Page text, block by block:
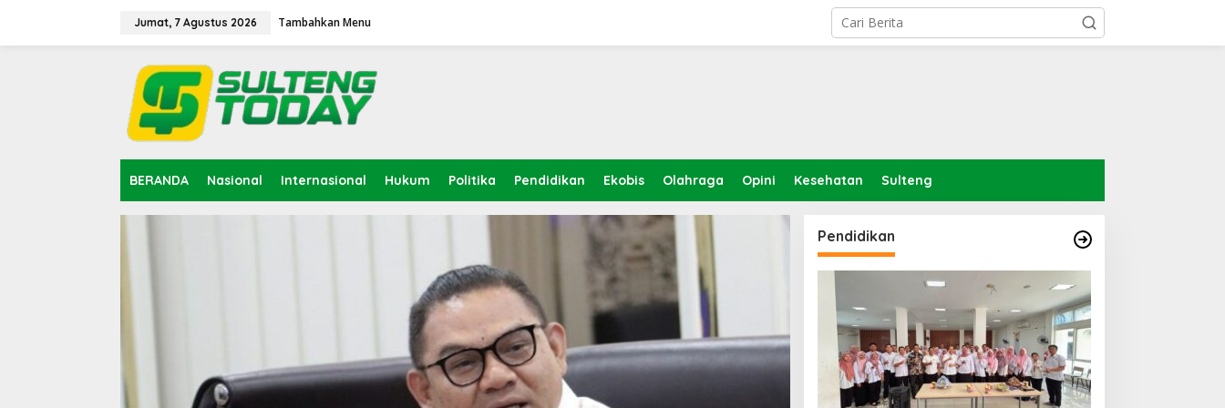
Jumat, 7 Agustus 2026 Tambahkan Menu
BERANDA Nasional Internasional Hukum Politika Pendidikan Ekobis Olahraga Opini Kesehatan Sulteng
Pendidikan